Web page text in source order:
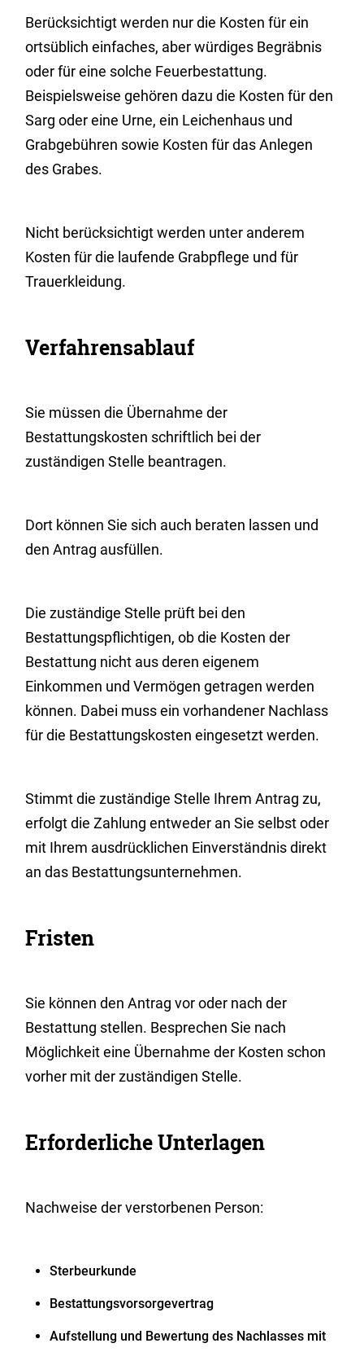
Berücksichtigt werden nur die Kosten für ein
ortsüblich einfaches, aber würdiges Begräbnis
oder für eine solche Feuerbestattung.
Beispielsweise gehören dazu die Kosten für den
Sarg oder eine Urne, ein Leichenhaus und
Grabgebühren sowie Kosten für das Anlegen
des Grabes.
Nicht berücksichtigt werden unter anderem
Kosten für die laufende Grabpflege und für
Trauerkleidung.
Verfahrensablauf
Sie müssen die Übernahme der
Bestattungskosten schriftlich bei der
zuständigen Stelle beantragen.
Dort können Sie sich auch beraten lassen und
den Antrag ausfüllen.
Die zuständige Stelle prüft bei den
Bestattungspflichtigen, ob die Kosten der
Bestattung nicht aus deren eigenem
Einkommen und Vermögen getragen werden
können. Dabei muss ein vorhandener Nachlass
für die Bestattungskosten eingesetzt werden.
Stimmt die zuständige Stelle Ihrem Antrag zu,
erfolgt die Zahlung entweder an Sie selbst oder
mit Ihrem ausdrücklichen Einverständnis direkt
an das Bestattungsunternehmen.
Fristen
Sie können den Antrag vor oder nach der
Bestattung stellen. Besprechen Sie nach
Möglichkeit eine Übernahme der Kosten schon
vorher mit der zuständigen Stelle.
Erforderliche Unterlagen
Nachweise der verstorbenen Person:
Sterbeurkunde
Bestattungsvorsorgevertrag
Aufstellung und Bewertung des Nachlasses mit